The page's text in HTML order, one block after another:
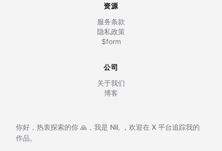
资源
服务条款
隐私政策
$form
公司
关于我们
博客
你好，热衷探索的你 🙏，我是 Nil, ，欢迎在 X 平台追踪我的
作品。